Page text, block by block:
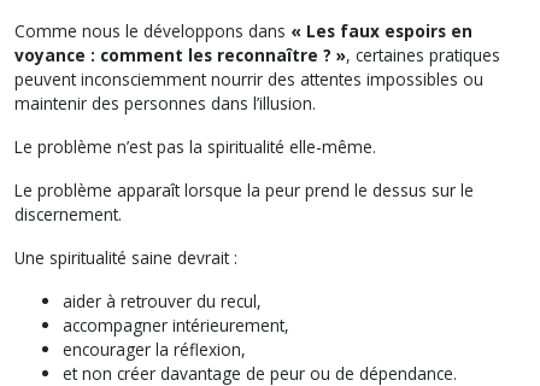
Comme nous le développons dans « Les faux espoirs en
voyance : comment les reconnaître ? », certaines pratiques
peuvent inconsciemment nourrir des attentes impossibles ou
maintenir des personnes dans l’illusion.
Le problème n’est pas la spiritualité elle-même.
Le problème apparaît lorsque la peur prend le dessus sur le
discernement.
Une spiritualité saine devrait :
aider à retrouver du recul,
accompagner intérieurement,
encourager la réflexion,
et non créer davantage de peur ou de dépendance.